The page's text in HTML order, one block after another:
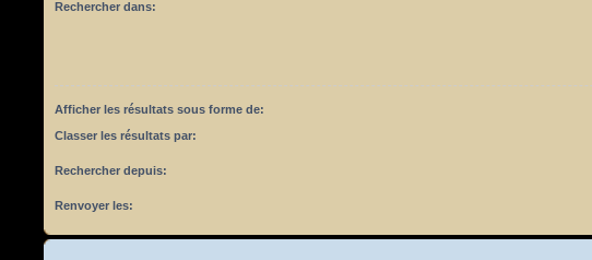
Rechercher dans:
Afficher les résultats sous forme de:
Classer les résultats par:
Rechercher depuis:
Renvoyer les: